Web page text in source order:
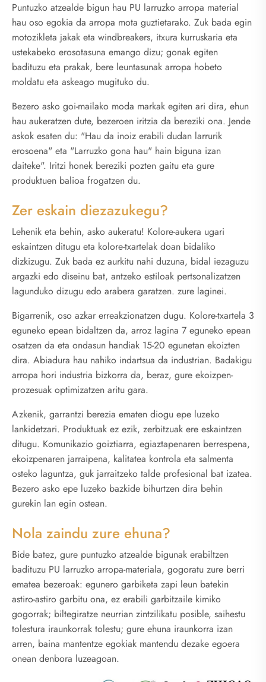
Puntuzko atzealde bigun hau PU larruzko arropa material
hau oso egokia da arropa mota guztietarako. Zuk bada egin
motozikleta jakak eta windbreakers, itxura kurruskaria eta
ustekabeko erosotasuna emango dizu; gonak egiten
badituzu eta prakak, bere leuntasunak arropa hobeto
moldatu eta askeago mugituko du.
Bezero asko goi-mailako moda markak egiten ari dira, ehun
hau aukeratzen dute, bezeroen iritzia da bereziki ona. Jende
askok esaten du: "Hau da inoiz erabili dudan larrurik
erosoena" eta "Larruzko gona hau" hain biguna izan
daiteke". Iritzi honek bereziki pozten gaitu eta gure
produktuen balioa frogatzen du.
Zer eskain diezazukegu?
Lehenik eta behin, asko aukeratu! Kolore-aukera ugari
eskaintzen ditugu eta kolore-txartelak doan bidaliko
dizkizugu. Zuk bada ez aurkitu nahi duzuna, bidal iezaguzu
argazki edo diseinu bat, antzeko estiloak pertsonalizatzen
lagunduko dizugu edo arabera garatzen. zure laginei.
Bigarrenik, oso azkar erreakzionatzen dugu. Kolore-txartela 3
eguneko epean bidaltzen da, arroz lagina 7 eguneko epean
osatzen da eta ondasun handiak 15-20 egunetan ekoizten
dira. Abiadura hau nahiko indartsua da industrian. Badakigu
arropa hori industria bizkorra da, beraz, gure ekoizpen-
prozesuak optimizatzen aritu gara.
Azkenik, garrantzi berezia ematen diogu epe luzeko
lankidetzari. Produktuak ez ezik, zerbitzuak ere eskaintzen
ditugu. Komunikazio goiztiarra, egiaztapenaren berrespena,
ekoizpenaren jarraipena, kalitatea kontrola eta salmenta
osteko laguntza, guk jarraitzeko talde profesional bat izatea.
Bezero asko epe luzeko bazkide bihurtzen dira behin
gurekin lan egin ostean.
Nola zaindu zure ehuna?
Bide batez, gure puntuzko atzealde bigunak erabiltzen
badituzu PU larruzko arropa-materiala, gogoratu zure berri
ematea bezeroak: egunero garbiketa zapi leun batekin
astiro-astiro garbitu ona, ez erabili garbitzaile kimiko
gogorrak; biltegiratze neurrian zintzilikatu posible, saihestu
tolestura iraunkorrak tolestu; gure ehuna iraunkorra izan
arren, baina mantentze egokiak mantendu dezake egoera
onean denbora luzeagoan.